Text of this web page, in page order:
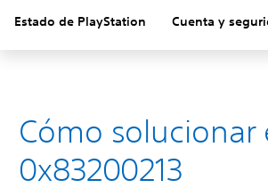
Estado de PlayStation Cuenta y
Cómo solucionar
0x83200213